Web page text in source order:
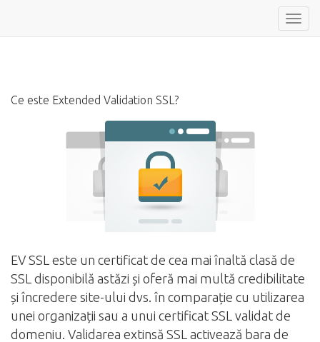
Ce este Extended Validation SSL?
EV SSL este un certificat de cea mai înaltă clasă de
SSL disponibilă astăzi și oferă mai multă credibilitate
și încredere site-ului dvs. în comparație cu utilizarea
unei organizații sau a unui certificat SSL validat de
domeniu. Validarea extinsă SSL activează bara de